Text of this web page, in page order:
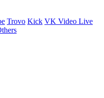
Trovo Kick VK Video Live